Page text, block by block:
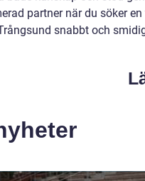
partner när du söker
snabbt och